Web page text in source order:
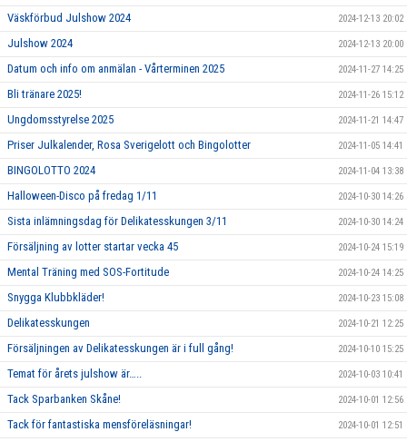
Väskförbud Julshow 2024 2024-12-13 20:02
Julshow 2024 2024-12-13 20:00
Datum och info om anmälan - Vårterminen 2025 2024-11-27 14:25
Bli tränare 2025! 2024-11-26 15:12
Ungdomsstyrelse 2025 2024-11-21 14:47
Priser Julkalender, Rosa Sverigelott och Bingolotter 2024-11-05 14:41
BINGOLOTTO 2024 2024-11-04 13:38
Halloween-Disco på fredag 1/11 2024-10-30 14:26
Sista inlämningsdag för Delikatesskungen 3/11 2024-10-30 14:24
Försäljning av lotter startar vecka 45 2024-10-24 15:19
Mental Träning med SOS-Fortitude 2024-10-24 14:25
Snygga Klubbkläder! 2024-10-23 15:08
Delikatesskungen 2024-10-21 12:25
Försäljningen av Delikatesskungen är i full gång! 2024-10-10 15:25
Temat för årets julshow är….. 2024-10-03 10:41
Tack Sparbanken Skåne! 2024-10-01 12:56
Tack för fantastiska mensföreläsningar! 2024-10-01 12:51